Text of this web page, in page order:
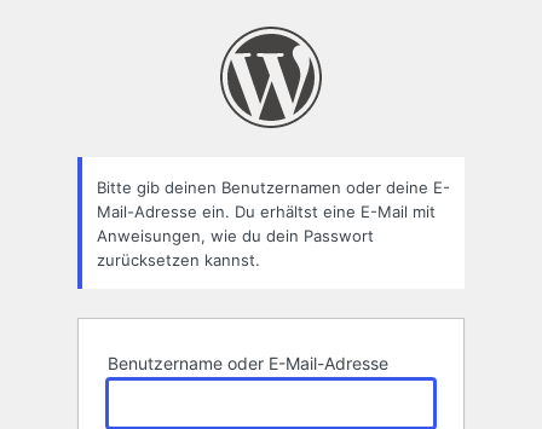
Bitte gib deinen Benutzernamen oder deine E-
Mail-Adresse ein. Du erhältst eine E-Mail mit
Anweisungen, wie du dein Passwort
zurücksetzen kannst.
Benutzername oder E-Mail-Adresse